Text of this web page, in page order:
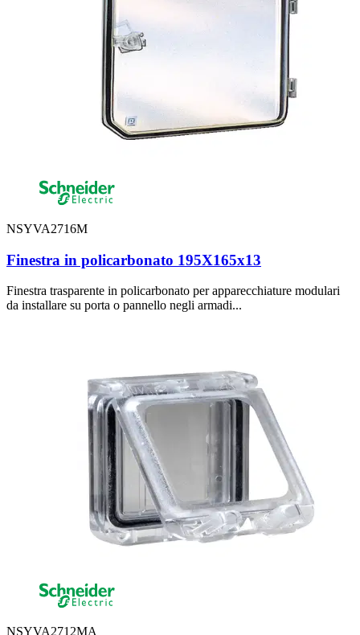
NSYVA2716M
Finestra in policarbonato 195X165x13
Finestra trasparente in policarbonato per apparecchiature modulari
da installare su porta o pannello negli armadi...
NSYVA2712MA